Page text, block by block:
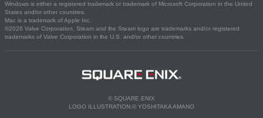
Windows is either a registered trademark or trademark of Microsoft Corporation in the United
States and/or other countries.
Mac is a trademark of Apple Inc.
©2026 Valve Corporation. Steam and the Steam logo are trademarks and/or registered
trademarks of Valve Corporation in the U.S. and/or other countries.
© SQUARE ENIX
LOGO ILLUSTRATION:© YOSHITAKA AMANO